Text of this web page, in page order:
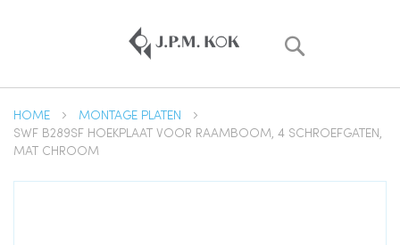
HOME
MONTAGE PLATEN
SWF B289SF HOEKPLAAT VOOR RAAMBOOM, 4 SCHROEFGATEN,
MAT CHROOM